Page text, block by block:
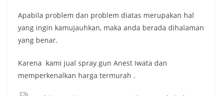
Apabila problem dan problem diatas merupakan hal
yang ingin kamujauhkan, maka anda berada dihalaman
yang benar.
Karena kami jual spray gun Anest Iwata dan
memperkenalkan harga termurah .